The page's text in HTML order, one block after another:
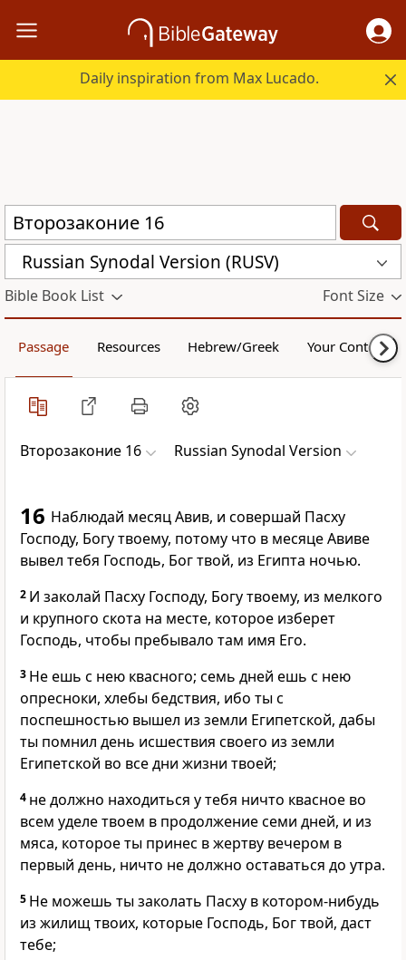
Daily inspiration from Max Lucado.
Russian Synodal Version (RUSV)
Bible Book List Font Size
Passage Resources Hebrew/Greek Your Content
Второзаконие 16 Russian Synodal Version
16 Наблюдай месяц Авив, и совершай Пасху
Господу, Богу твоему, потому что в месяце Авиве
вывел тебя Господь, Бог твой, из Египта ночью.
2 И заколай Пасху Господу, Богу твоему, из мелкого
и крупного скота на месте, которое изберет
Господь, чтобы пребывало там имя Его.
3 Не ешь с нею квасного; семь дней ешь с нею
опресноки, хлебы бедствия, ибо ты с
поспешностью вышел из земли Египетской, дабы
ты помнил день исшествия своего из земли
Египетской во все дни жизни твоей;
4 не должно находиться у тебя ничто квасное во
всем уделе твоем в продолжение семи дней, и из
мяса, которое ты принес в жертву вечером в
первый день, ничто не должно оставаться до утра.
5 Не можешь ты заколать Пасху в котором-нибудь
из жилищ твоих, которые Господь, Бог твой, даст
тебе;